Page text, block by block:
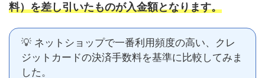
料）を差し引いたものが入金額となります。
💡 ネットショップで一番利用頻度の高い、クレ
ジットカードの決済手数料を基準に比較してみま
した。